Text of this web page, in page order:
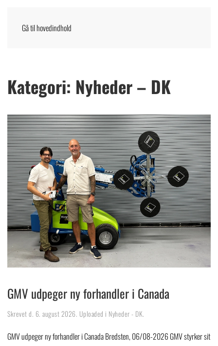
Gå til hovedindhold
Kategori: Nyheder – DK
GMV udpeger ny forhandler i Canada
Skrevet d. 6. august 2026. Uploaded i Nyheder - DK.
GMV udpeger ny forhandler i Canada Bredsten, 06/08-2026 GMV styrker sit